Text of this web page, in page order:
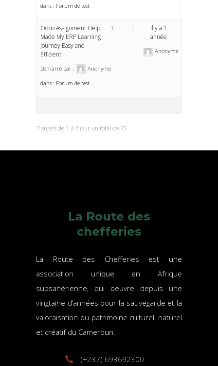
dans : Forum de test
Odoo Assignment Help
Made My ERP Learning
Journey Easy and
Efficient
Démarré par :
Anonyme
dans : Forum de test
1 1
il y a 1
année
Anonyme
7 sujets de 1 à 7 (sur un total de 7)
La Route des
chefferies
La Route des Chefferies est une
association unique en Afrique
subsahérienne, qui oeuvre depuis une
vingtaine d’années pour la sauvegarde et la
valoraisation du patrimoine culturel, naturel
et créatif du Cameroun.
(+237) 693692300